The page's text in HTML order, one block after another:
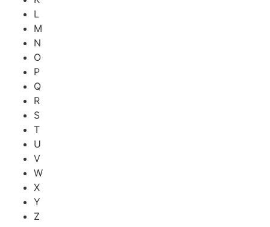
L
M
N
O
P
Q
R
S
T
U
V
W
X
Y
Z